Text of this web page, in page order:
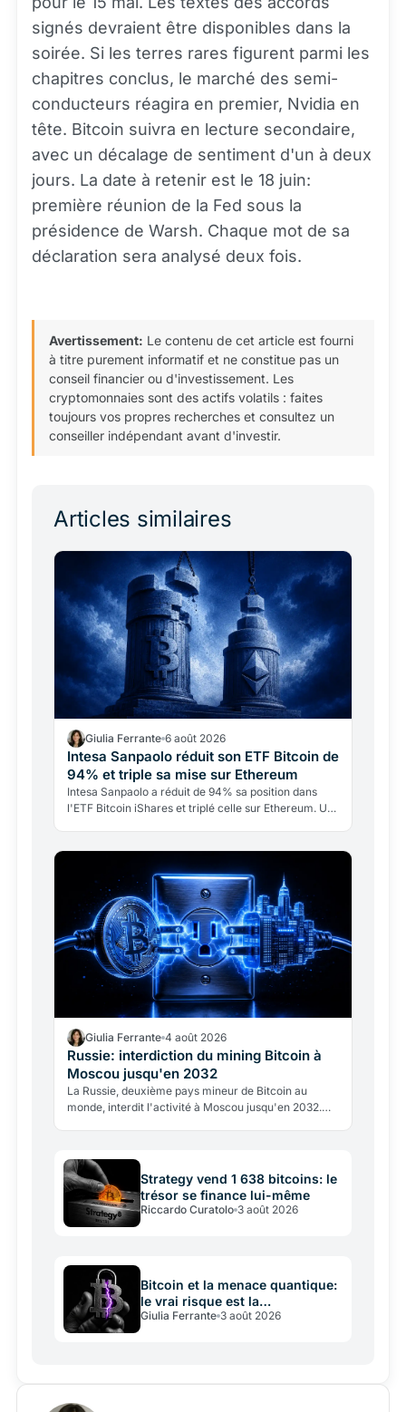
signés devraient être disponibles dans la
soirée. Si les terres rares figurent parmi les
chapitres conclus, le marché des semi-
conducteurs réagira en premier, Nvidia en
tête. Bitcoin suivra en lecture secondaire,
avec un décalage de sentiment d'un à deux
jours. La date à retenir est le 18 juin:
première réunion de la Fed sous la
présidence de Warsh. Chaque mot de sa
déclaration sera analysé deux fois.
Avertissement: Le contenu de cet article est fourni
à titre purement informatif et ne constitue pas un
conseil financier ou d'investissement. Les
cryptomonnaies sont des actifs volatils : faites
toujours vos propres recherches et consultez un
conseiller indépendant avant d'investir.
Articles similaires
Giulia Ferrante 6 août 2026
Intesa Sanpaolo réduit son ETF Bitcoin de
94% et triple sa mise sur Ethereum
Intesa Sanpaolo a réduit de 94% sa position dans
l'ETF Bitcoin iShares et triplé celle sur Ethereum. Un
Giulia Ferrante 4 août 2026
Russie: interdiction du mining Bitcoin à
Moscou jusqu'en 2032
La Russie, deuxième pays mineur de Bitcoin au
monde, interdit l'activité à Moscou jusqu'en 2032.
Strategy vend 1 638 bitcoins: le
trésor se finance lui-même
Riccardo Curatolo 3 août 2026
Bitcoin et la menace quantique:
le vrai risque est la
gouvernance
Giulia Ferrante 3 août 2026